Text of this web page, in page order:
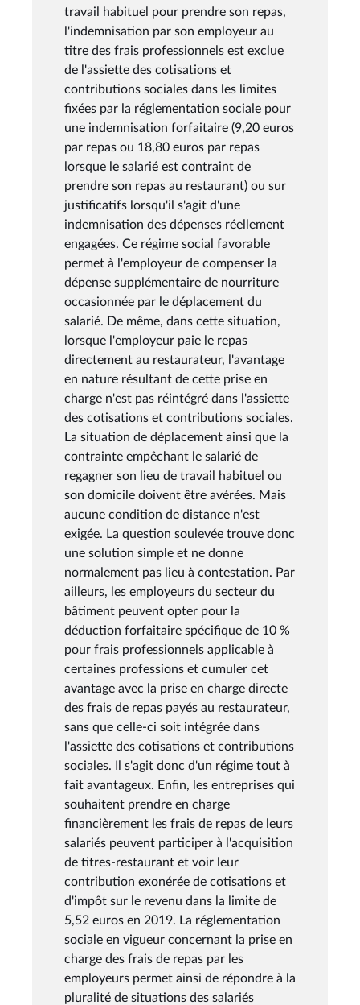
travail habituel pour prendre son repas,
l'indemnisation par son employeur au
titre des frais professionnels est exclue
de l'assiette des cotisations et
contributions sociales dans les limites
fixées par la réglementation sociale pour
une indemnisation forfaitaire (9,20 euros
par repas ou 18,80 euros par repas
lorsque le salarié est contraint de
prendre son repas au restaurant) ou sur
justificatifs lorsqu'il s'agit d'une
indemnisation des dépenses réellement
engagées. Ce régime social favorable
permet à l'employeur de compenser la
dépense supplémentaire de nourriture
occasionnée par le déplacement du
salarié. De même, dans cette situation,
lorsque l'employeur paie le repas
directement au restaurateur, l'avantage
en nature résultant de cette prise en
charge n'est pas réintégré dans l'assiette
des cotisations et contributions sociales.
La situation de déplacement ainsi que la
contrainte empêchant le salarié de
regagner son lieu de travail habituel ou
son domicile doivent être avérées. Mais
aucune condition de distance n'est
exigée. La question soulevée trouve donc
une solution simple et ne donne
normalement pas lieu à contestation. Par
ailleurs, les employeurs du secteur du
bâtiment peuvent opter pour la
déduction forfaitaire spécifique de 10 %
pour frais professionnels applicable à
certaines professions et cumuler cet
avantage avec la prise en charge directe
des frais de repas payés au restaurateur,
sans que celle-ci soit intégrée dans
l'assiette des cotisations et contributions
sociales. Il s'agit donc d'un régime tout à
fait avantageux. Enfin, les entreprises qui
souhaitent prendre en charge
financièrement les frais de repas de leurs
salariés peuvent participer à l'acquisition
de titres-restaurant et voir leur
contribution exonérée de cotisations et
d'impôt sur le revenu dans la limite de
5,52 euros en 2019. La réglementation
sociale en vigueur concernant la prise en
charge des frais de repas par les
employeurs permet ainsi de répondre à la
pluralité de situations des salariés